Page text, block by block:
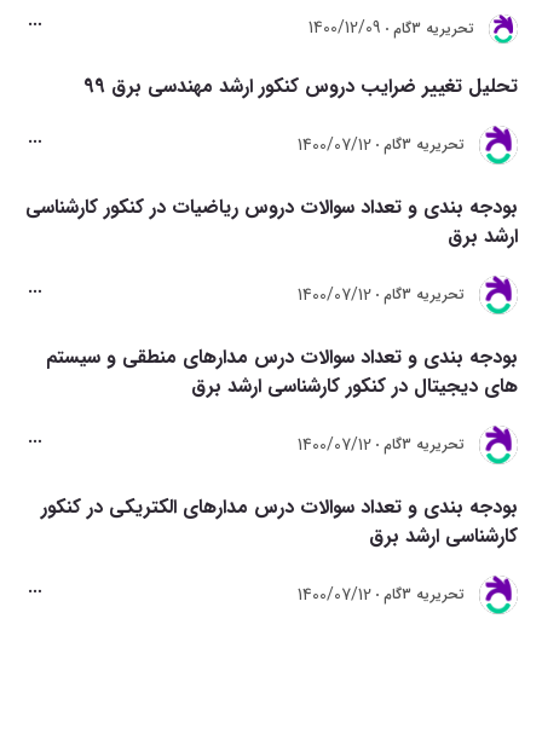
تحريريه 3گام 1400/12/09
تحلیل تغییر ضرایب دروس کنکور ارشد مهندسی برق 99
تحريريه 3گام 1400/07/12
بودجه بندی و تعداد سوالات دروس ریاضیات در کنکور کارشناسی
ارشد برق
تحريريه 3گام 1400/07/12
بودجه بندی و تعداد سوالات درس مدارهای منطقی و سیستم
های دیجیتال در کنکور کارشناسی ارشد برق
تحريريه 3گام 1400/07/12
بودجه بندی و تعداد سوالات درس مدارهای الکتریکی در کنکور
کارشناسی ارشد برق
تحريريه 3گام 1400/07/12